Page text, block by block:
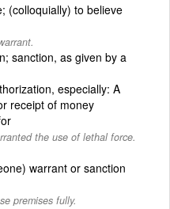
(colloquially) to believe
sanction, as given by a
especially: A
receipt of money
the use of lethal force.
warrant or sanction
premises fully.